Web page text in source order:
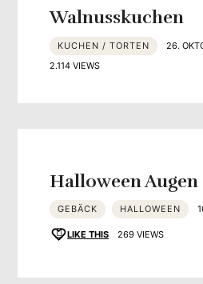
Walnusskuchen
KUCHEN / TORTEN 26.
2.114 VIEWS
Halloween
GEBÄCK HALLOWEEN
LIKE THIS 269 VIEWS